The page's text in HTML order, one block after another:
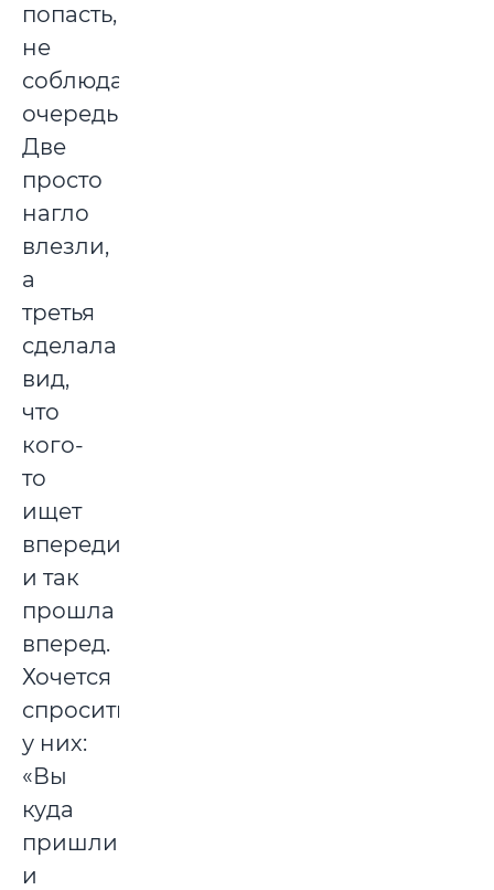
попасть,
не
соблюдая
очередь.
Две
просто
нагло
влезли,
а
третья
сделала
вид,
что
кого-
то
ищет
впереди,
и так
прошла
вперед.
Хочется
спросить
у них:
«Вы
куда
пришли
и